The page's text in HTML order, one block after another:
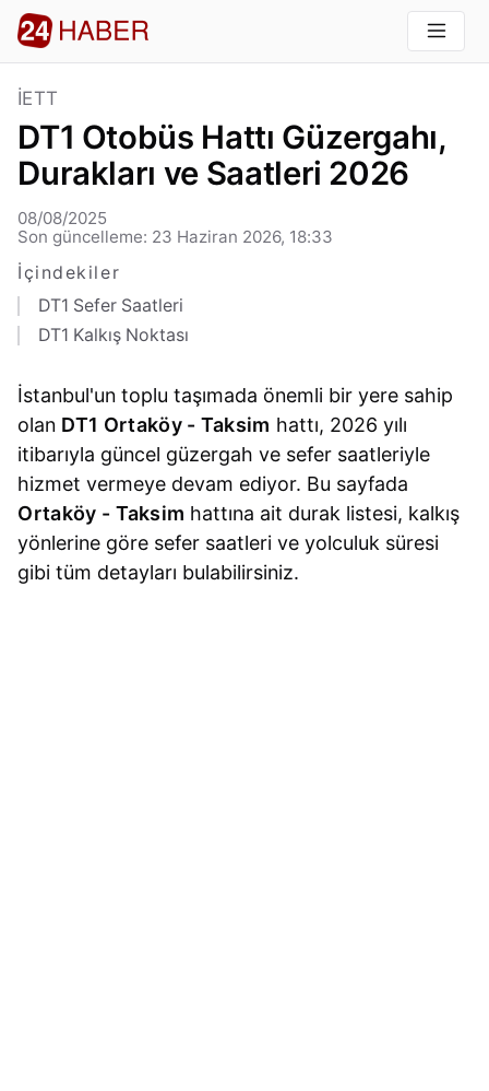
İETT
DT1 Otobüs Hattı Güzergahı,
Durakları ve Saatleri 2026
08/08/2025
Son güncelleme: 23 Haziran 2026, 18:33
İçindekiler
DT1 Sefer Saatleri
DT1 Kalkış Noktası
İstanbul'un toplu taşımada önemli bir yere sahip
olan DT1 Ortaköy - Taksim hattı, 2026 yılı
itibarıyla güncel güzergah ve sefer saatleriyle
hizmet vermeye devam ediyor. Bu sayfada
Ortaköy - Taksim hattına ait durak listesi, kalkış
yönlerine göre sefer saatleri ve yolculuk süresi
gibi tüm detayları bulabilirsiniz.